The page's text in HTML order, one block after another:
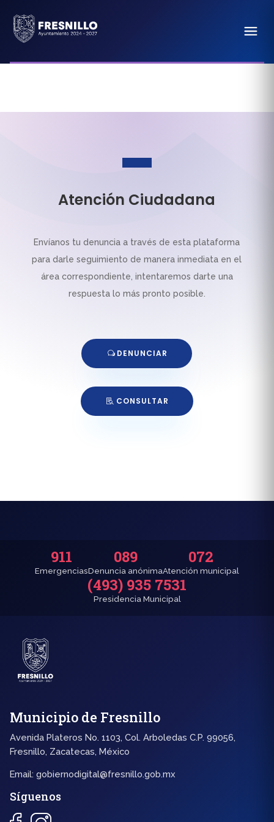
Atención Ciudadana
Envíanos tu denuncia a través de esta plataforma
para darle seguimiento de manera inmediata en el
área correspondiente, intentaremos darte una
respuesta lo más pronto posible.
DENUNCIAR
CONSULTAR
911
Emergencias
089
Denuncia anónima
072
Atención municipal
(493) 935 7531
Presidencia Municipal
Municipio de Fresnillo
Avenida Plateros No. 1103, Col. Arboledas C.P. 99056,
Fresnillo, Zacatecas, México
Email: gobiernodigital@fresnillo.gob.mx
Síguenos